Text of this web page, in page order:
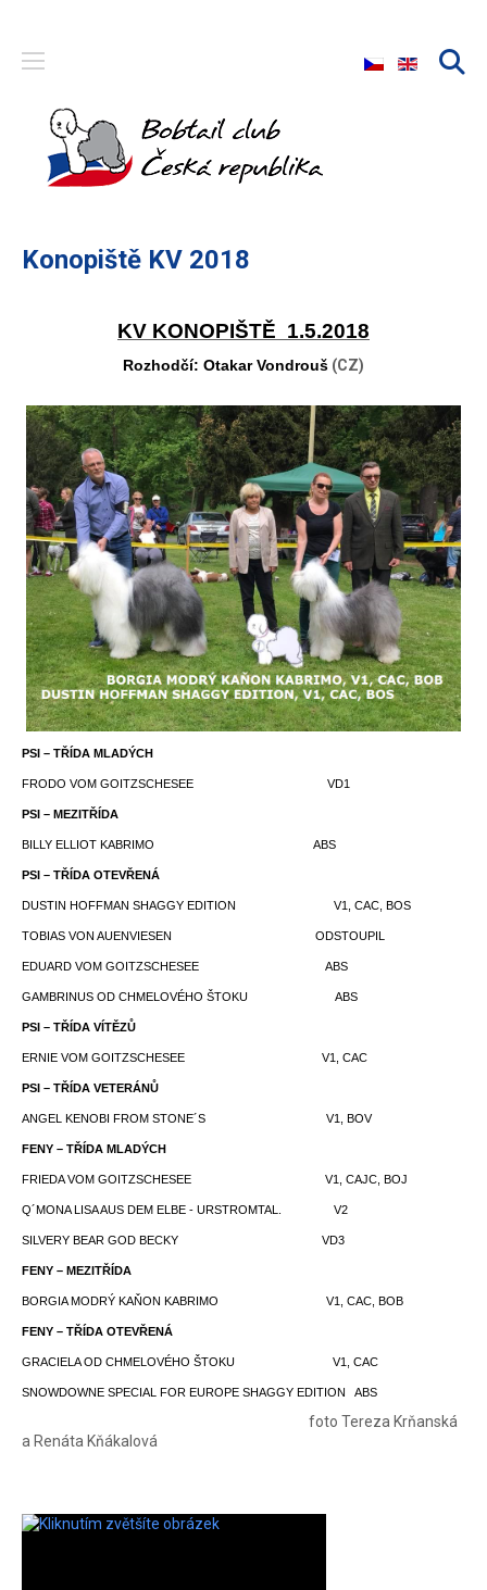
Zvolte jazyk
Konopiště KV 2018
KV KONOPIŠTĚ 1.5.2018
Rozhodčí: Otakar Vondrouš (CZ)
PSI – TŘÍDA MLADÝCH
FRODO VOM GOITZSCHESEE VD1
PSI – MEZITŘÍDA
BILLY ELLIOT KABRIMO ABS
PSI – TŘÍDA OTEVŘENÁ
DUSTIN HOFFMAN SHAGGY EDITION V1, CAC, BOS
TOBIAS VON AUENVIESEN ODSTOUPIL
EDUARD VOM GOITZSCHESEE ABS
GAMBRINUS OD CHMELOVÉHO ŠTOKU ABS
PSI – TŘÍDA VÍTĚZŮ
ERNIE VOM GOITZSCHESEE V1, CAC
PSI – TŘÍDA VETERÁNŮ
ANGEL KENOBI FROM STONE´S V1, BOV
FENY – TŘÍDA MLADÝCH
FRIEDA VOM GOITZSCHESEE V1, CAJC, BOJ
Q´MONA LISA AUS DEM ELBE - URSTROMTAL. V2
SILVERY BEAR GOD BECKY VD3
FENY – MEZITŘÍDA
BORGIA MODRÝ KAŇON KABRIMO V1, CAC, BOB
FENY – TŘÍDA OTEVŘENÁ
GRACIELA OD CHMELOVÉHO ŠTOKU V1, CAC
SNOWDOWNE SPECIAL FOR EUROPE SHAGGY EDITION ABS
foto Tereza Krňanská
a Renáta Kňákalová